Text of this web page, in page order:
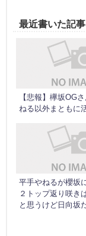
最近書いた記事
【悲報】欅坂OG
ねる以外まともに
平手やねるが櫻坂
２トップ返り咲き
と思うけど日向坂